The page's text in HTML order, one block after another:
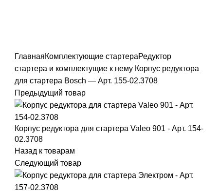
ГлавнаяКомплектующие стартераРедуктор
стартера и комплектущие к нему Корпус редуктора
для стартера Bosch — Арт. 155-02.3708
Предыдущий товар
Корпус редуктора для стартера Valeo 901 - Арт. 154-
02.3708
Назад к товарам
Следующий товар